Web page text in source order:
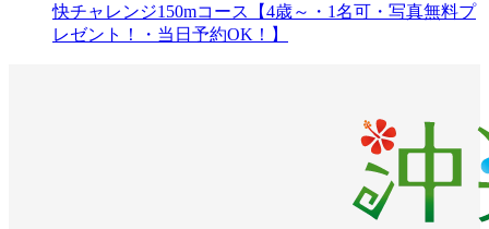
快チャレンジ150mコース【4歳～・1名可・写真無料プ
レゼント！・当日予約OK！】